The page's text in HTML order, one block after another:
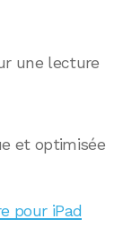
une lecture
et optimisée
pour iPad